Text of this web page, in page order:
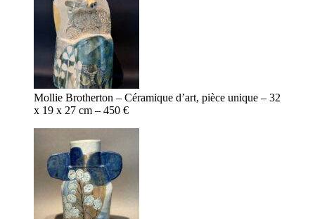
Mollie Brotherton – Céramique d’art, pièce unique – 32
x 19 x 27 cm – 450 €